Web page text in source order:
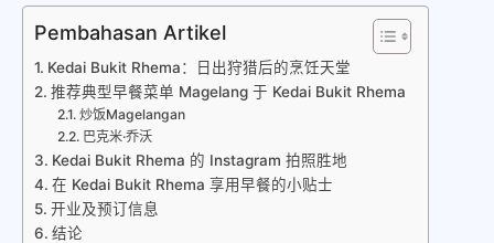
Pembahasan Artikel
Kedai Bukit Rhema：日出狩猎后的烹饪天堂
推荐典型早餐菜单 Magelang 于 Kedai Bukit Rhema
炒饭Magelangan
巴克米·乔沃
Kedai Bukit Rhema 的 Instagram 拍照胜地
在 Kedai Bukit Rhema 享用早餐的小贴士
开业及预订信息
结论